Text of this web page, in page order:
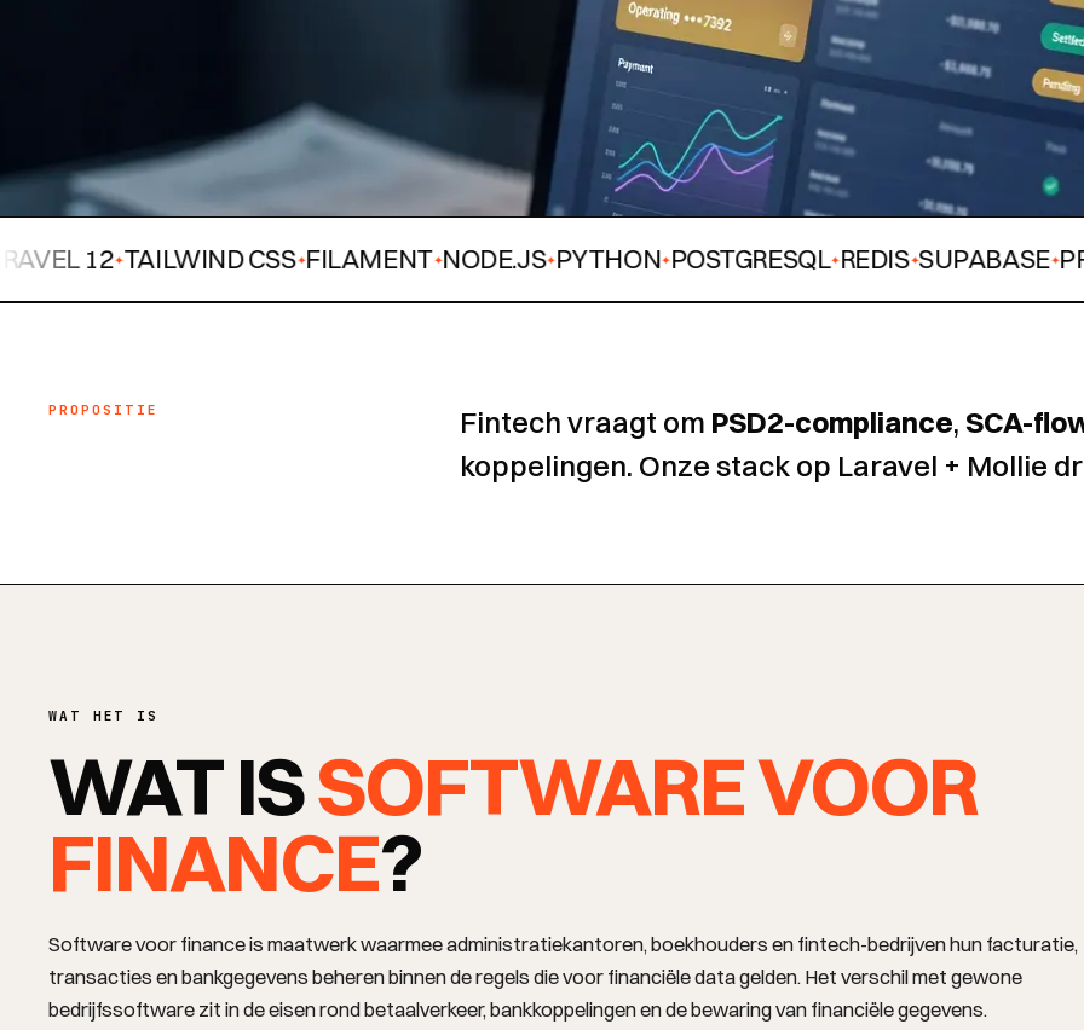
DIENSTEN
12✦TAILWIND CSS✦ FILAMENT✦NODE.JS✦PYTHON✦POSTGRESQL✦REDIS✦SUPABASE✦PRISMA
PROPOSITIE Fintech vraagt om PSD2-compliance, SCA-
koppelingen. Onze stack op Laravel + Mollie
WAT HET IS
WAT ISSOFTWARE VOOR
FINANCE?
Software voor finance is maatwerk waarmee administratiekantoren, boekhouders en fintech-bedrijven hun facturatie,
transacties en bankgegevens beheren binnen de regels die voor financiële data gelden. Het verschil met gewone
bedrijfssoftware zit in de eisen rond betaalverkeer, bankkoppelingen en de bewaring van financiële gegevens.